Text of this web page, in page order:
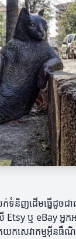
លក់ទំនិញដើមធ្នើដូ
Etsy ឬ eBay អ្ន
កសេវាកម្មអ៊ីនធឺ